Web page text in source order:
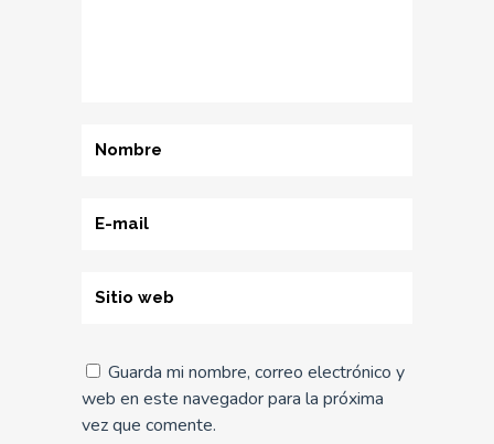
Guarda mi nombre, correo electrónico y
web en este navegador para la próxima
vez que comente.